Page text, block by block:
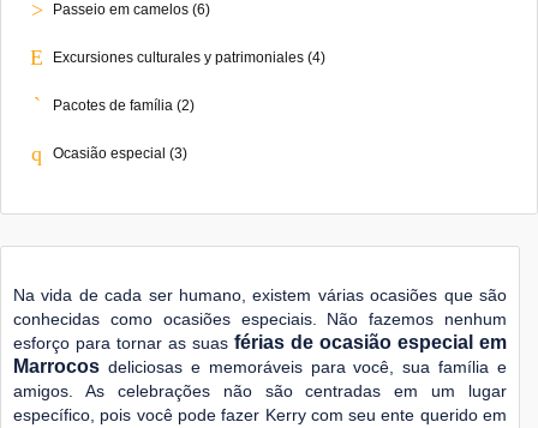
Passeio em camelos(6)
Excursiones culturales y patrimoniales(4)
Pacotes de família(2)
Ocasião especial(3)
Na vida de cada ser humano, existem várias ocasiões que são
conhecidas como ocasiões especiais. Não fazemos nenhum
esforço para tornar as suas férias de ocasião especial em
Marrocos deliciosas e memoráveis para você, sua família e
amigos. As celebrações não são centradas em um lugar
específico, pois você pode fazer Kerry com seu ente querido em